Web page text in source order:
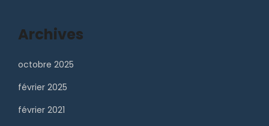
Archives
octobre 2025
février 2025
février 2021